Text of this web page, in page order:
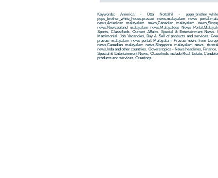
Keywords: America - Otta Nottathil -
pope_brother_white_house,pravasi news,malayalam news
news,American malayalam news,Canadian malayalam
news,Newzealand malayalam news,Malayalees News
Sports, Classifieds, Current Affairs, Special & Entertainment News.
Matrimonial, Job Vacancies, Buy & Sell of products and services,
pravasi malayalam news portal. Malayalam Pravasi news from
news,Canadian malayalam news,Singapore malayalam news,
news,Inda and other countries. Covers topics - News headlines,
Special & Entertainment News. Classifieds include Real Estate,
products and services, Greetings.